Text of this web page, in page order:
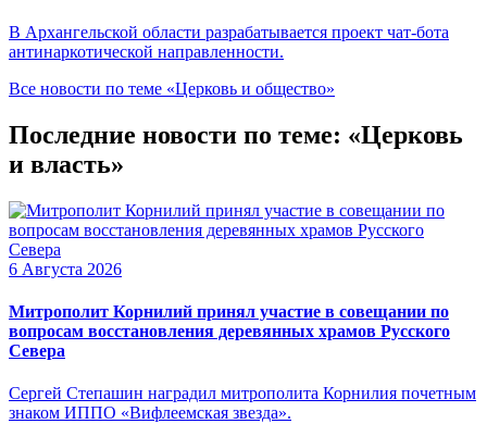
В Архангельской области разрабатывается проект чат-бота
антинаркотической направленности.
Все новости по теме «Церковь и общество»
Последние новости по теме: «Церковь
и власть»
6 Августа 2026
Митрополит Корнилий принял участие в совещании по
вопросам восстановления деревянных храмов Русского
Севера
Сергей Степашин наградил митрополита Корнилия почетным
знаком ИППО «Вифлеемская звезда».